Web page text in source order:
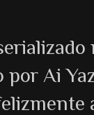
por Ai